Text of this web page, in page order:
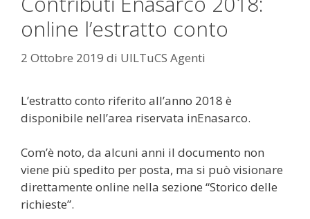
online l’estratto conto
2 Ottobre 2019 di UILTuCS Agenti
L’estratto conto riferito all’anno 2018 è
disponibile nell’area riservata inEnasarco.
Com’è noto, da alcuni anni il documento non
viene più spedito per posta, ma si può visionare
direttamente online nella sezione “Storico delle
richieste”.